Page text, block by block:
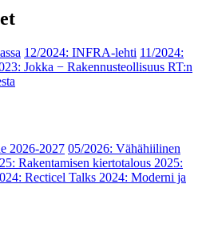
12/2024: INFRA-lehti 11/2024:
Jokka − Rakennusteollisuus RT:n
2026-2027 05/2026: Vähähiilinen
Rakentamisen kiertotalous 2025:
Recticel Talks 2024: Moderni ja